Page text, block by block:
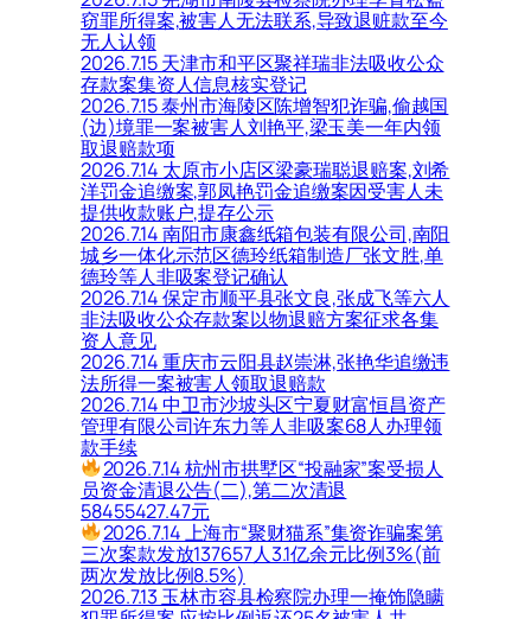
窃罪所得案,被害人无法联系,导致退赃款至今
无人认领
2026.7.15 天津市和平区聚祥瑞非法吸收公众
存款案集资人信息核实登记
2026.7.15 泰州市海陵区陈增智犯诈骗,偷越国
(边)境罪一案被害人刘艳平,梁玉美一年内领
取退赔款项
2026.7.14 太原市小店区梁豪瑞聪退赔案,刘希
洋罚金追缴案,郭凤艳罚金追缴案因受害人未
提供收款账户,提存公示
2026.7.14 南阳市康鑫纸箱包装有限公司,南阳
城乡一体化示范区德玲纸箱制造厂张文胜,单
德玲等人非吸案登记确认
2026.7.14 保定市顺平县张文良,张成飞等六人
非法吸收公众存款案以物退赔方案征求各集
资人意见
2026.7.14 重庆市云阳县赵崇淋,张艳华追缴违
法所得一案被害人领取退赔款
2026.7.14 中卫市沙坡头区宁夏财富恒昌资产
管理有限公司许东力等人非吸案68人办理领
款手续
2026.7.14 杭州市拱墅区“投融家”案受损人
员资金清退公告(二),第二次清退
58455427.47元
2026.7.14 上海市“聚财猫系”集资诈骗案第
三次案款发放137657人3.1亿余元比例3%(前
两次发放比例8.5%)
2026.7.13 玉林市容县检察院办理一掩饰隐瞒